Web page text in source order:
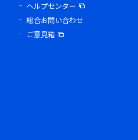
ヘルプセンター
総合お問い合わせ
ご意見箱